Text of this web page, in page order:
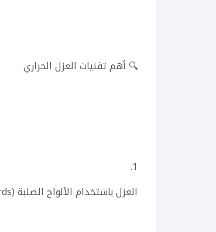
🔍 أهم تقنيات العزل الحراري
1.
العزل باستخدام الألواح الصلبة (Rigid Boards)